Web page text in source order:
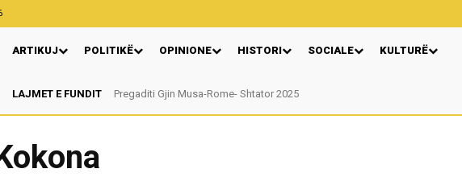
ARTIKUJ POLITIKË OPINIONE HISTORI SOCIALE KULTURË
LAJMET E FUNDIT Pregaditi Gjin Musa-Rome- Shtator 2025
Nga: Ndue Dedaj